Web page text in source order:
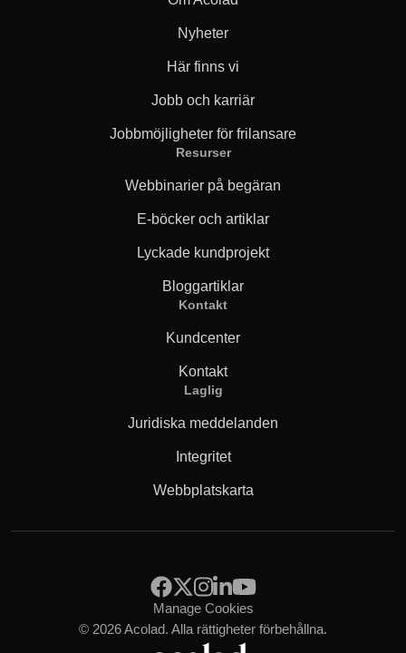
Nyheter
Här finns vi
Jobb och karriär
Jobbmöjligheter för frilansare
Resurser
Webbinarier på begäran
E-böcker och artiklar
Lyckade kundprojekt
Bloggartiklar
Kontakt
Kundcenter
Kontakt
Laglig
Juridiska meddelanden
Integritet
Webbplatskarta
© 2026 Acolad. Alla rättigheter förbehållna.
Manage Cookies